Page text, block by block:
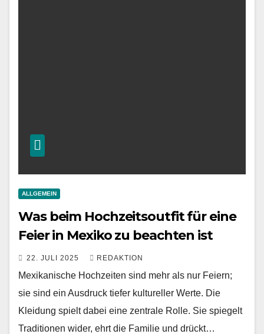
ALLGEMEIN
Was beim Hochzeitsoutfit für eine
Feier in Mexiko zu beachten ist
22. JULI 2025 REDAKTION
Mexikanische Hochzeiten sind mehr als nur Feiern;
sie sind ein Ausdruck tiefer kultureller Werte. Die
Kleidung spielt dabei eine zentrale Rolle. Sie spiegelt
Traditionen wider, ehrt die Familie und drückt…